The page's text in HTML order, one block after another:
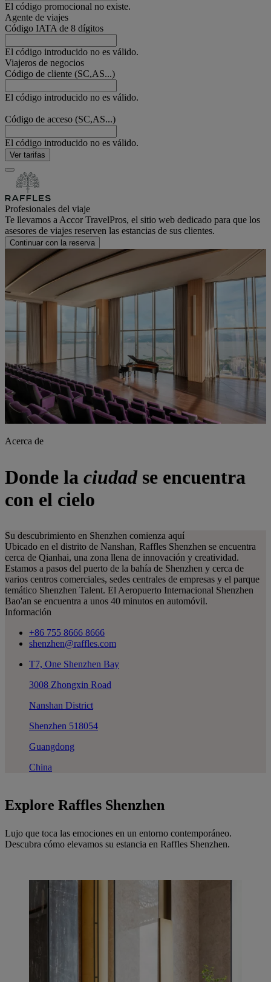
El código promocional no existe.
Agente de viajes
Código IATA de 8 dígitos
El código introducido no es válido.
Viajeros de negocios
Código de cliente (SC,AS...)
El código introducido no es válido.
Código de acceso (SC,AS...)
El código introducido no es válido.
Ver tarifas
Profesionales del viaje
Te llevamos a Accor TravelPros, el sitio web dedicado para que los
asesores de viajes reserven las estancias de sus clientes.
Continuar con la reserva
Acerca de
Donde la ciudad se encuentra
con el cielo
Su descubrimiento en Shenzhen comienza aquí
Ubicado en el distrito de Nanshan, Raffles Shenzhen se encuentra
cerca de Qianhai, una zona llena de innovación y creatividad.
Estamos a pasos del puerto de la bahía de Shenzhen y cerca de
varios centros comerciales, sedes centrales de empresas y el parque
temático Shenzhen Talent. El Aeropuerto Internacional Shenzhen
Bao'an se encuentra a unos 40 minutos en automóvil.
Información
+86 755 8666 8666
shenzhen@raffles.com
T7, One Shenzhen Bay
3008 Zhongxin Road
Nanshan District
Shenzhen 518054
Guangdong
China
Explore Raffles Shenzhen
Lujo que toca las emociones en un entorno contemporáneo.
Descubra cómo elevamos su estancia en Raffles Shenzhen.